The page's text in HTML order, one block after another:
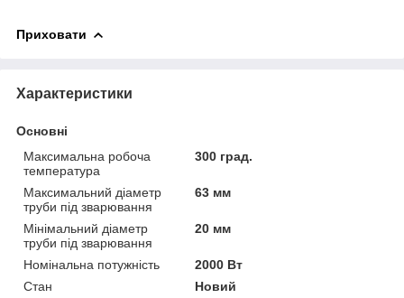
Приховати
Характеристики
Основні
Максимальна робоча
температура
300 град.
Максимальний діаметр
труби під зварювання
63 мм
Мінімальний діаметр
труби під зварювання
20 мм
Номінальна потужність
2000 Вт
Стан
Новий